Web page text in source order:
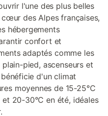
l'une des plus belles
des Alpes françaises,
hébergements
confort et
adaptés comme les
pied, ascenseurs et
d'un climat
moyennes de 15-25°C
20-30°C en été, idéales